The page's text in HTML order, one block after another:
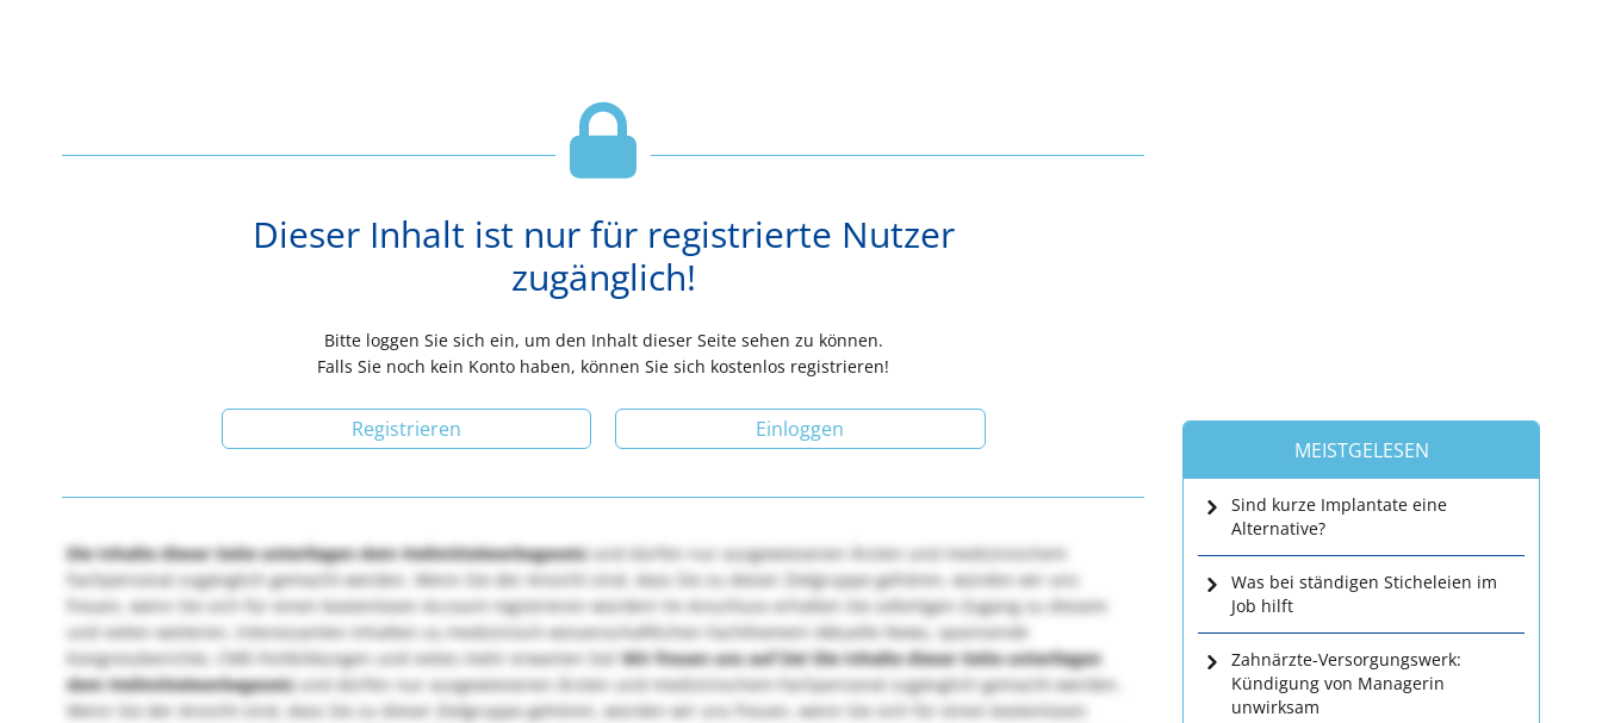
Dieser Inhalt ist nur für registrierte Nutzer
zugänglich!
Bitte loggen Sie sich ein, um den Inhalt dieser Seite sehen zu können.
Falls Sie noch kein Konto haben, können Sie sich kostenlos registrieren!
Registrieren Einloggen
Die Inhalte dieser Seite unterliegen dem Heilmittelwerbegesetzund dürfen nur ausgewiesenen Ärzten und medizinischem
Fachpersonal zugänglich gemacht werden. Wenn Sie der Ansicht sind, dass Sie zu dieser Zielgruppe gehören, würden wir uns
freuen, wenn Sie sich für einen kostenlosen Account registrieren würden! Im Anschluss erhalten Sie sofortigen Zugang zu diesem
und vielen weiteren, interessanten Inhalten zu medizinisch-wissenschaftlichen Fachthemen! Aktuelle News, spannende
Kongressberichte, CME-Fortbildungen und vieles mehr erwarten Sie!Wir freuen uns auf Sie! Die Inhalte dieser Seite unterliegen
dem Heilmittelwerbegesetzund dürfen nur ausgewiesenen Ärzten und medizinischem Fachpersonal zugänglich gemacht werden.
Wenn Sie der Ansicht sind, dass Sie zu dieser Zielgruppe gehören, würden wir uns freuen, wenn Sie sich für einen kostenlosen
MEISTGELESEN
Sind kurze Implantate eine
Alternative?
Was bei ständigen Sticheleien im
Job hilft
Zahnärzte-Versorgungswerk:
Kündigung von Managerin
unwirksam